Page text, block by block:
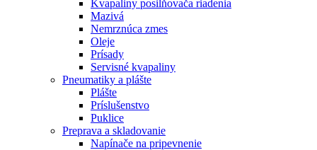
Kvapaliny posilňovača riadenia
Mazivá
Nemrznúca zmes
Oleje
Prísady
Servisné kvapaliny
Pneumatiky a plášte
Plášte
Príslušenstvo
Puklice
Preprava a skladovanie
Napínače na pripevnenie